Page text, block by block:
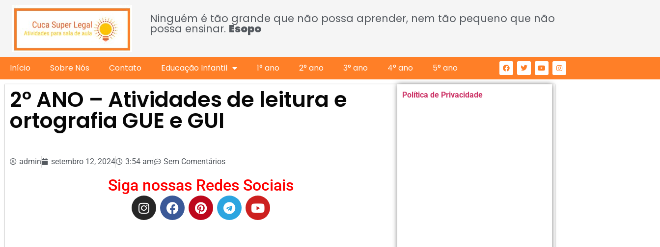
Ninguém é tão grande que não possa aprender, nem tão pequeno que não
possa ensinar. Esopo
Início Sobre Nós Contato Educação Infantil 1° ano 2° ano 3° ano 4° ano 5° ano
2º ANO – Atividades de leitura e
ortografia GUE e GUI
admin setembro 12, 2024 3:54 am Sem Comentários
Siga nossas Redes Sociais
Política de Privacidade